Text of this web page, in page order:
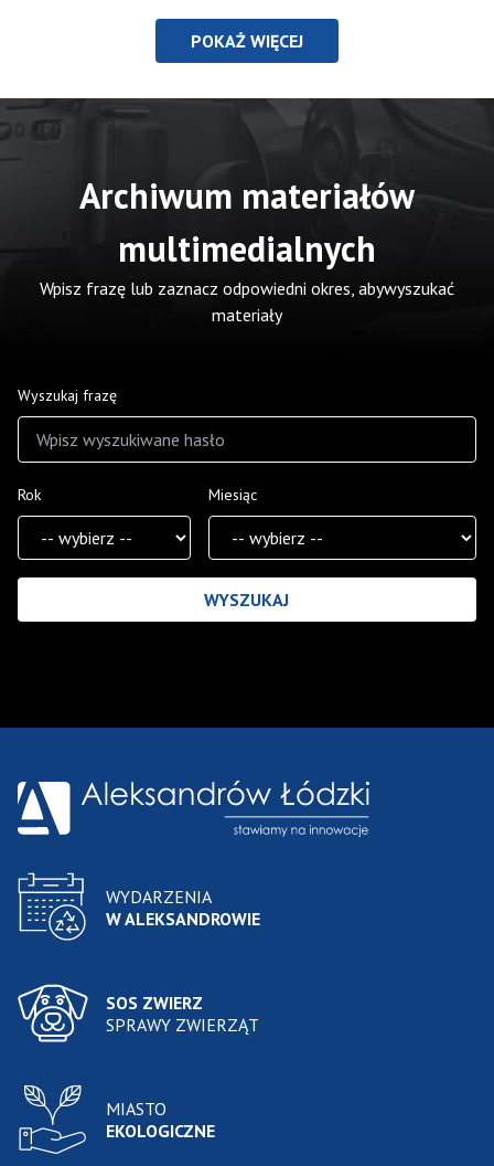
POKAŻ WIĘCEJ
Archiwum materiałów
multimedialnych
Wpisz frazę lub zaznacz odpowiedni okres, abywyszukać
materiały
Wyszukaj frazę
Rok Miesiąc
WYDARZENIA
W ALEKSANDROWIE
SOS ZWIERZ
SPRAWY ZWIERZĄT
MIASTO
EKOLOGICZNE